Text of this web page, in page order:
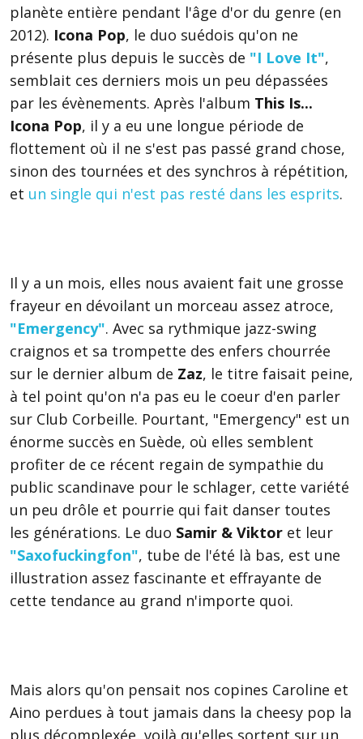
planète entière pendant l'âge d'or du genre (en
2012). Icona Pop, le duo suédois qu'on ne
présente plus depuis le succès de "I Love It",
semblait ces derniers mois un peu dépassées
par les évènements. Après l'album This Is...
Icona Pop, il y a eu une longue période de
flottement où il ne s'est pas passé grand chose,
sinon des tournées et des synchros à répétition,
et un single qui n'est pas resté dans les esprits.
Il y a un mois, elles nous avaient fait une grosse
frayeur en dévoilant un morceau assez atroce,
"Emergency". Avec sa rythmique jazz-swing
craignos et sa trompette des enfers chourrée
sur le dernier album de Zaz, le titre faisait peine,
à tel point qu'on n'a pas eu le coeur d'en parler
sur Club Corbeille. Pourtant, "Emergency" est un
énorme succès en Suède, où elles semblent
profiter de ce récent regain de sympathie du
public scandinave pour le schlager, cette variété
un peu drôle et pourrie qui fait danser toutes
les générations. Le duo Samir & Viktor et leur
"Saxofuckingfon", tube de l'été là bas, est une
illustration assez fascinante et effrayante de
cette tendance au grand n'importe quoi.
Mais alors qu'on pensait nos copines Caroline et
Aino perdues à tout jamais dans la cheesy pop la
plus décomplexée, voilà qu'elles sortent sur un